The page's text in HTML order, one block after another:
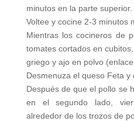
minutos en la parte superior.
Voltee y cocine 2-3 minutos
Mientras los cocineros de
tomates cortados en
griego y ajo en polvo (enlace
Desmenuza el queso Feta y
Después de que el pollo se
en el segundo lado,
alrededor de los trozos de